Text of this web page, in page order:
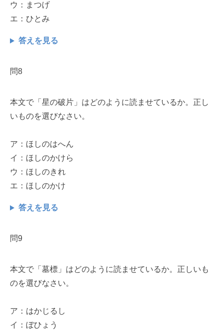
ウ：まつげ
エ：ひとみ
答えを見る
問8
本文で「星の破片」はどのように読ませているか。正し
いものを選びなさい。
ア：ほしのはへん
イ：ほしのかけら
ウ：ほしのきれ
エ：ほしのかけ
答えを見る
問9
本文で「墓標」はどのように読ませているか。正しいも
のを選びなさい。
ア：はかじるし
イ：ぼひょう